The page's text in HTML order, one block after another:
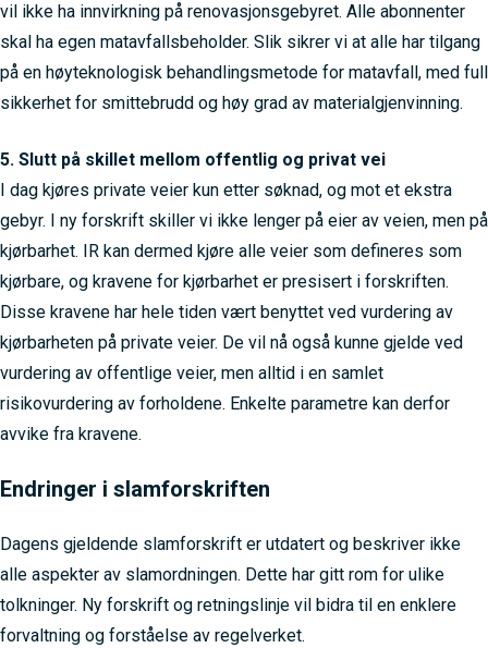
vil ikke ha innvirkning på renovasjonsgebyret. Alle abonnenter
skal ha egen matavfallsbeholder. Slik sikrer vi at alle har tilgang
på en høyteknologisk behandlingsmetode for matavfall, med full
sikkerhet for smittebrudd og høy grad av materialgjenvinning.
5. Slutt på skillet mellom offentlig og privat vei
I dag kjøres private veier kun etter søknad, og mot et ekstra
gebyr. I ny forskrift skiller vi ikke lenger på eier av veien, men på
kjørbarhet. IR kan dermed kjøre alle veier som defineres som
kjørbare, og kravene for kjørbarhet er presisert i forskriften.
Disse kravene har hele tiden vært benyttet ved vurdering av
kjørbarheten på private veier. De vil nå også kunne gjelde ved
vurdering av offentlige veier, men alltid i en samlet
risikovurdering av forholdene. Enkelte parametre kan derfor
avvike fra kravene.
Endringer i slamforskriften
Dagens gjeldende slamforskrift er utdatert og beskriver ikke
alle aspekter av slamordningen. Dette har gitt rom for ulike
tolkninger. Ny forskrift og retningslinje vil bidra til en enklere
forvaltning og forståelse av regelverket.